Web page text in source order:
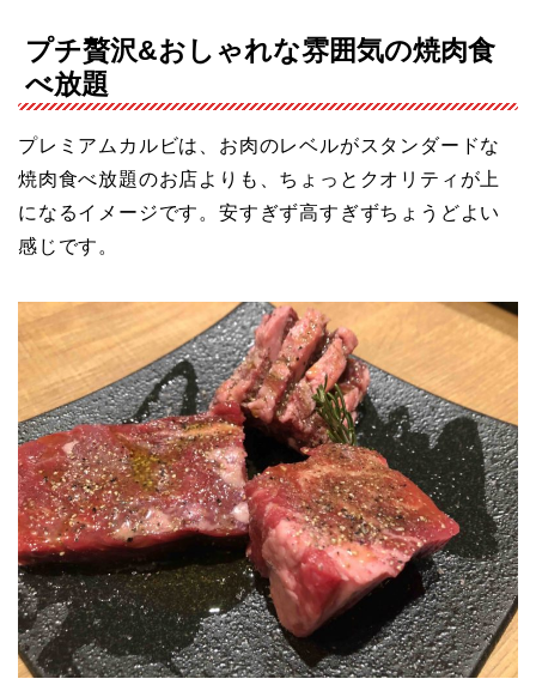
プチ贅沢&おしゃれな雰囲気の焼肉食
べ放題
プレミアムカルビは、お肉のレベルがスタンダードな
焼肉食べ放題のお店よりも、ちょっとクオリティが上
になるイメージです。安すぎず高すぎずちょうどよい
感じです。